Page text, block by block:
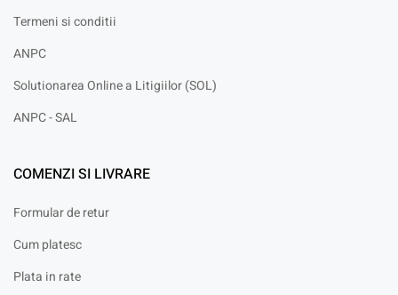
Termeni si conditii
ANPC
Solutionarea Online a Litigiilor (SOL)
ANPC - SAL
COMENZI SI LIVRARE
Formular de retur
Cum platesc
Plata in rate